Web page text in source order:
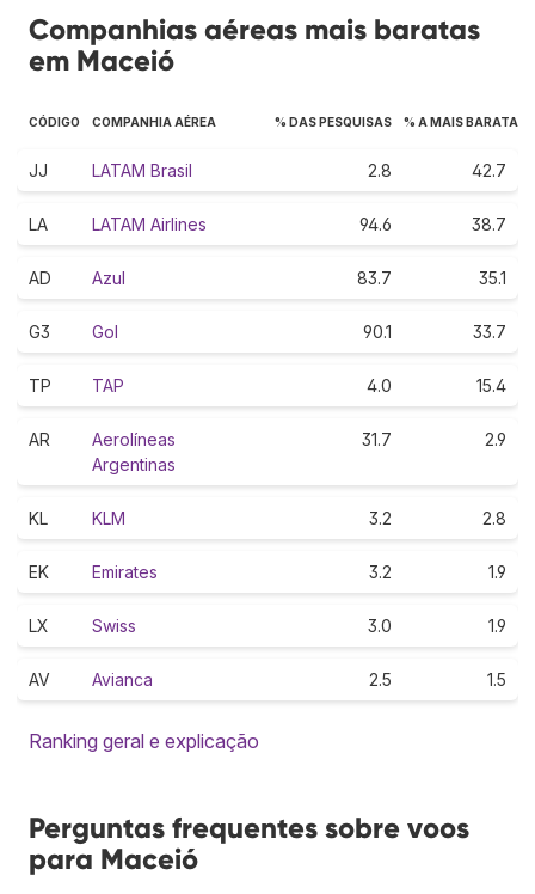
Companhias aéreas mais baratas
em Maceió
CÓDIGO COMPANHIA AÉREA % DAS PESQUISAS % A MAIS BARATA
JJ LATAM Brasil 2.8 42.7
LA LATAM Airlines 94.6 38.7
AD Azul 83.7 35.1
G3 Gol 90.1 33.7
TP TAP 4.0 15.4
AR
Aerolíneas
Argentinas
31.7 2.9
KL KLM 3.2 2.8
EK Emirates 3.2 1.9
LX Swiss 3.0 1.9
AV Avianca 2.5 1.5
Ranking geral e explicação
Perguntas frequentes sobre voos
para Maceió